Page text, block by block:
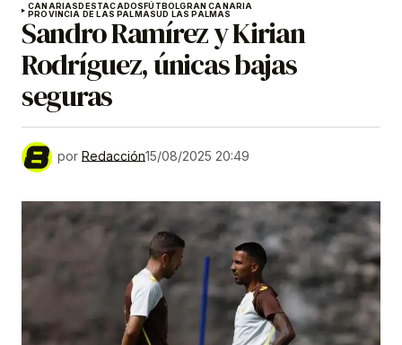
CANARIASDESTACADOSFÚTBOLGRAN CANARIA
PROVINCIA DE LAS PALMASUD LAS PALMAS
Sandro Ramírez y Kirian
Rodríguez, únicas bajas
seguras
por Redacción15/08/2025 20:49